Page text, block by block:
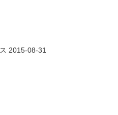
2015-08-31